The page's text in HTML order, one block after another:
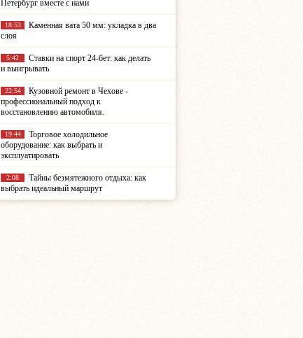
Петербург вместе с нами
18:53
Каменная вата 50 мм: укладка в два
слоя
5:42
Ставки на спорт 24-бет: как делать
и выигрывать
22:54
Кузовной ремонт в Чехове -
профессиональный подход к
восстановлению автомобиля.
19:44
Торговое холодильное
оборудование: как выбрать и
эксплуатировать
2:08
Тайны безмятежного отдыха: как
выбрать идеальный маршрут